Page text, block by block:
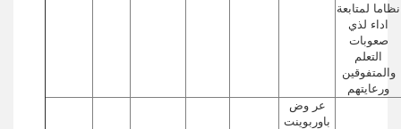
نظاما لمتابعة
اداء لذي
صعوبات
التعلم
والمتفوقين
ورعايتهم
عر وض
باوربوينت